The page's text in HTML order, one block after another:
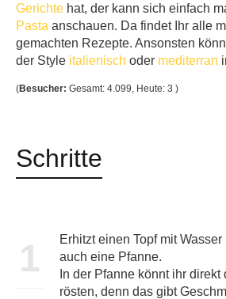
Gerichte hat, der kann sich einfach
Pasta anschauen. Da findet Ihr alle
gemachten Rezepte. Ansonsten
der Style italienisch oder mediterran
(Besucher: Gesamt: 4.099, Heute: 3 )
Schritte
1
Erhitzt einen Topf mit
auch eine Pfanne.
In der Pfanne könnt ihr
rösten, denn das gibt